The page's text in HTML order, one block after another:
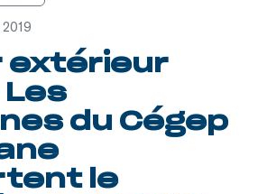
extérieur
Les
du Cégep
le